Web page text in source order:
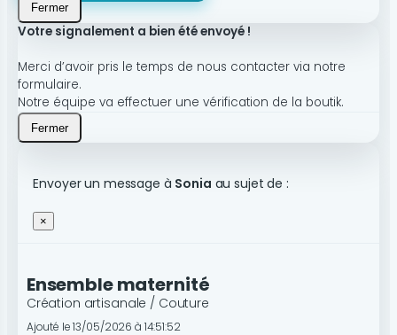
Fermer
Votre signalement a bien été envoyé !
Merci d’avoir pris le temps de nous contacter via notre
formulaire.
Notre équipe va effectuer une vérification de la boutik.
Fermer
Envoyer un message à Sonia au sujet de :
×
Ensemble maternité
Création artisanale / Couture
Ajouté le 13/05/2026 à 14:51:52